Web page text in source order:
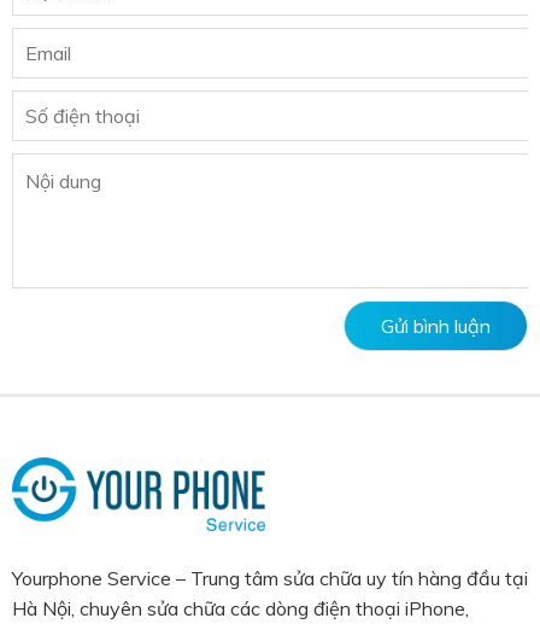
Yourphone Service – Trung tâm sửa chữa uy tín hàng đầu tại
Hà Nội, chuyên sửa chữa các dòng điện thoại iPhone,